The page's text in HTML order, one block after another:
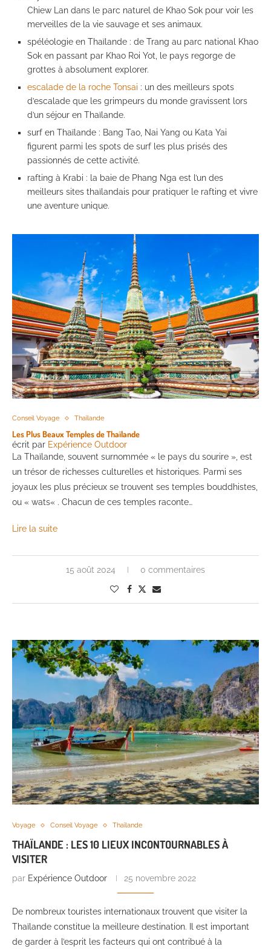
Chiew Lan dans le parc naturel de Khao Sok pour voir les
merveilles de la vie sauvage et ses animaux.
spéléologie en Thaïlande : de Trang au parc national Khao
Sok en passant par Khao Roi Yot, le pays regorge de
grottes à absolument explorer.
escalade de la roche Tonsai : un des meilleurs spots
d’escalade que les grimpeurs du monde gravissent lors
d’un séjour en Thaïlande.
surf en Thaïlande : Bang Tao, Nai Yang ou Kata Yai
figurent parmi les spots de surf les plus prisés des
passionnés de cette activité.
rafting à Krabi : la baie de Phang Nga est l’un des
meilleurs sites thaïlandais pour pratiquer le rafting et vivre
une aventure unique.
Conseil Voyage Thaïlande
Les Plus Beaux Temples de Thaïlande
écrit par Expérience Outdoor
La Thaïlande, souvent surnommée « le pays du sourire », est
un trésor de richesses culturelles et historiques. Parmi ses
joyaux les plus précieux se trouvent ses temples bouddhistes,
ou « wats« . Chacun de ces temples raconte…
Lire la suite
15 août 2024 0 commentaires
Voyage Conseil Voyage Thaïlande
THAÏLANDE : LES 10 LIEUX INCONTOURNABLES À
VISITER
par Expérience Outdoor 25 novembre 2022
De nombreux touristes internationaux trouvent que visiter la
Thaïlande constitue la meilleure destination. Il est important
de garder à l’esprit les facteurs qui ont contribué à la